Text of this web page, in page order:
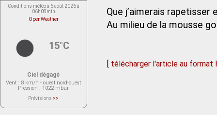
Que j’aimerais rapetisser
Au milieu de la mousse
[ télécharger l'article au format
Conditions météo à 6 août 2026 à
06h08min
OpenWeather
15°C
Ciel dégagé
Vent : 8 km/h - ouest nord-ouest
Pression : 1022 mbar
Prévisions >>
actuellement aucune prévision